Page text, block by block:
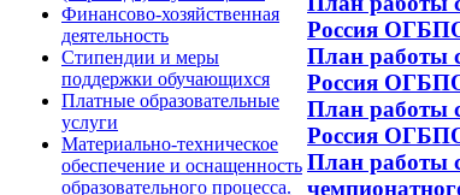
Финансово-хозяйственная
деятельность
Стипендии и меры
поддержки обучающихся
Платные образовательные
услуги
Материально-техническое
обеспечение и оснащенность
образовательного процесса.
Россия
План работы
Россия
План работы
Россия
План работы